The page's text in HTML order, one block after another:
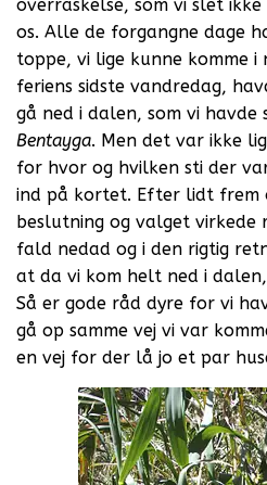
overraskelse, som vi slet
os. Alle de forgangne dage
toppe, vi lige kunne komme
feriens sidste vandredag,
gå ned i dalen, som vi
Bentayga. Men det var ikke
for hvor og hvilken sti der
ind på kortet. Efter lidt frem
beslutning og valget virkede
fald nedad og i den rigtig
at da vi kom helt ned i
Så er gode råd dyre for vi
gå op samme vej vi var
en vej for der lå jo et par